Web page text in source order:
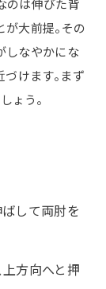
大前提。その
しなやかにな
けます。まず
ょう。
ばして両肘を
上方向へと押